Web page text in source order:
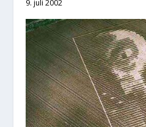
9. juli 2002